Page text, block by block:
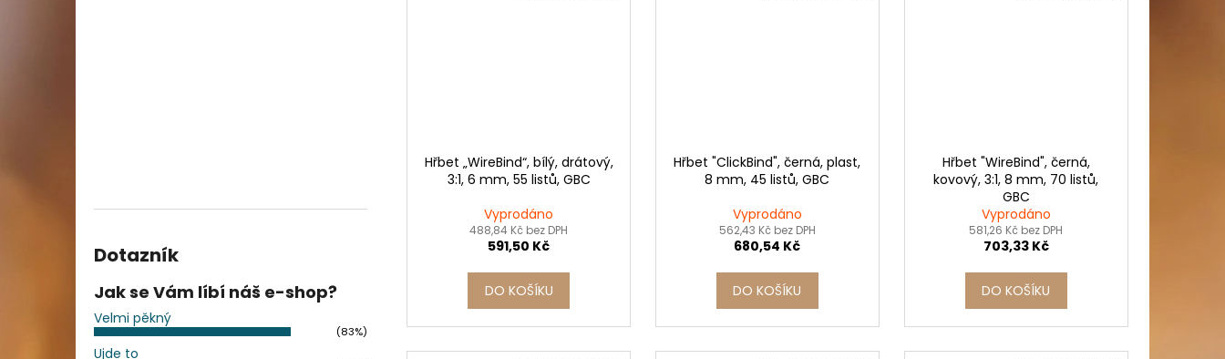
Dotazník
Jak se Vám líbí náš e-shop?
Velmi pěkný
(83%)
Ujde to
Hřbet „WireBind“, bílý, drátový,
3:1, 6 mm, 55 listů, GBC
Vyprodáno
488,84 Kč bez DPH
591,50 Kč
DO KOŠÍKU
Hřbet "ClickBind", černá, plast,
8 mm, 45 listů, GBC
Vyprodáno
562,43 Kč bez DPH
680,54 Kč
DO KOŠÍKU
Hřbet "WireBind", černá,
kovový, 3:1, 8 mm, 70 listů,
GBC
Vyprodáno
581,26 Kč bez DPH
703,33 Kč
DO KOŠÍKU